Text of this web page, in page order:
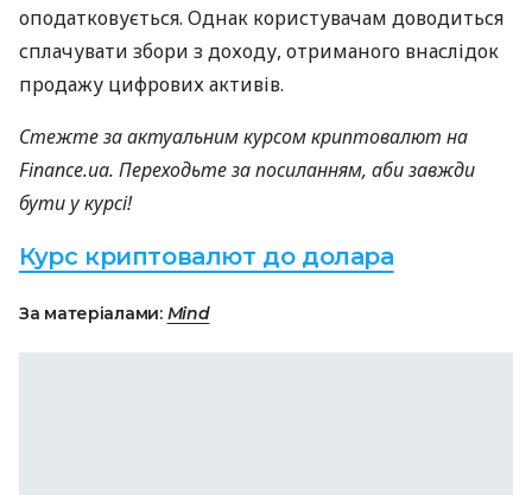
оподатковується. Однак користувачам доводиться
сплачувати збори з доходу, отриманого внаслідок
продажу цифрових активів.
Стежте за актуальним курсом криптовалют на
Finance.ua. Переходьте за посиланням, аби завжди
бути у курсі!
Курс криптовалют до долара
За матеріалами: Mind